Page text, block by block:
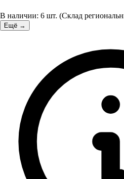
В наличии: 6 шт. (Склад
Ещё →